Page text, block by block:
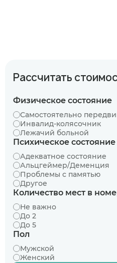
Рассчитать
Физическое состояние
Самостоятельно
Инвалид-колясочник
Лежачий больной
Психическое состояние
Адекватное состояние
Альцгеймер/Деменция
Проблемы с памятью
Другое
Количество мест в
Не важно
До 2
До 5
Пол
Мужской
Женский